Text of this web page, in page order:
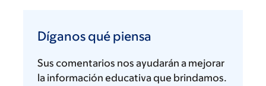
qué
piensa
Díganos qué piensa
Sus comentarios nos ayudarán a mejorar
la información educativa que brindamos.